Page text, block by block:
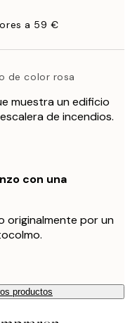
a 59 €
de color rosa
muestra un edificio
de incendios.
con una
originalmente por un
productos